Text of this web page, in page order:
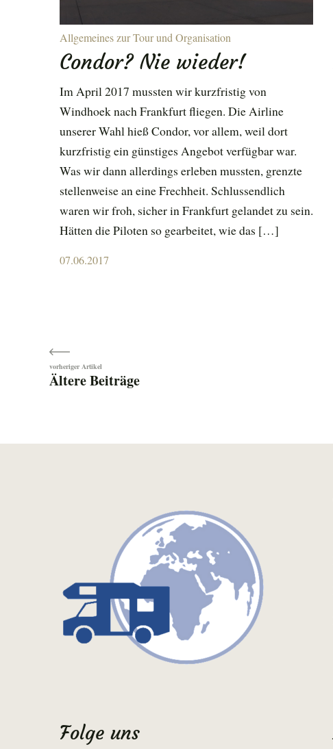
Allgemeines zur Tour und Organisation
Condor? Nie wieder!
Im April 2017 mussten wir kurzfristig von
Windhoek nach Frankfurt fliegen. Die Airline
unserer Wahl hieß Condor, vor allem, weil dort
kurzfristig ein günstiges Angebot verfügbar war.
Was wir dann allerdings erleben mussten, grenzte
stellenweise an eine Frechheit. Schlussendlich
waren wir froh, sicher in Frankfurt gelandet zu sein.
Hätten die Piloten so gearbeitet, wie das […]
Posted
07.06.2017
Beitragsnavigation
Ältere Beiträge
Folge uns